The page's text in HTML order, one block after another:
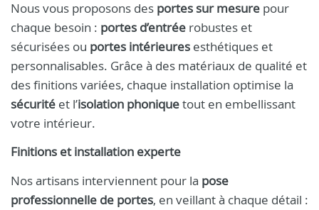
Nous vous proposons des portes sur mesure pour
chaque besoin : portes d’entrée robustes et
sécurisées ou portes intérieures esthétiques et
personnalisables. Grâce à des matériaux de qualité et
des finitions variées, chaque installation optimise la
sécurité et l’isolation phoniquetout en embellissant
votre intérieur.
Finitions et installation experte
Nos artisans interviennent pour la pose
professionnelle de portes, en veillant à chaque détail :